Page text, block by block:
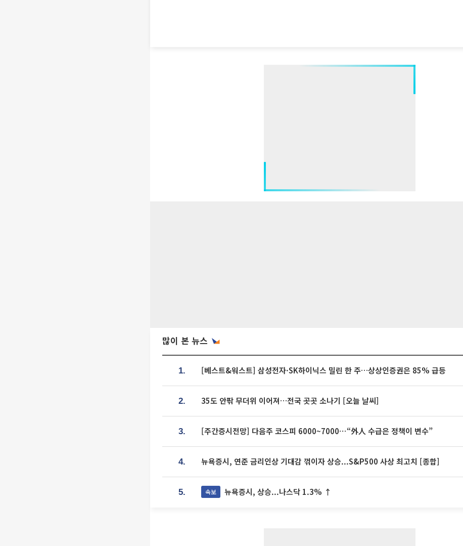
많이 본 뉴스
1. [베스트&워스트] 삼성전자·SK하이닉스 밀린 한 주…상상인증권은 85% 급등
2. 35도 안팎 무더위 이어져…전국 곳곳 소나기 [오늘 날씨]
3. [주간증시전망] 다음주 코스피 6000~7000⋯“外人 수급은 정책이 변수”
4. 뉴욕증시, 연준 금리인상 기대감 꺾이자 상승...S&P500 사상 최고치 [종합]
5. 속보 뉴욕증시, 상승...나스닥 1.3% ↑